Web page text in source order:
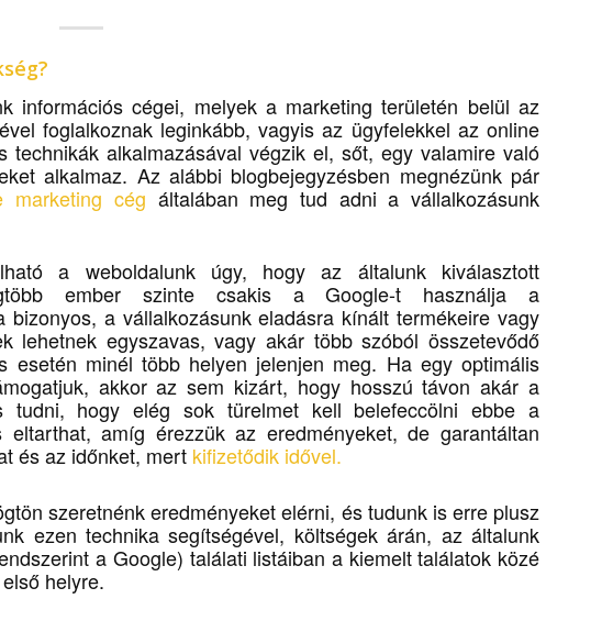
?
információs cégei, melyek a marketing területén belül az
foglalkoznak leginkább, vagyis az ügyfelekkel az online
technikák alkalmazásával végzik el, sőt, egy valamire való
alkalmaz. Az alábbi blogbejegyzésben megnézünk pár
marketing cég általában meg tud adni a vállalkozásunk
a weboldalunk úgy, hogy az általunk kiválasztott
ember szinte csakis a Google-t használja a
a vállalkozásunk eladásra kínált termékeire vagy
lehetnek egyszavas, vagy akár több szóból összetevődő
esetén minél több helyen jelenjen meg. Ha egy optimális
akkor az sem kizárt, hogy hosszú távon akár a
tudni, hogy elég sok türelmet kell belefeccölni ebbe a
amíg érezzük az eredményeket, de garantáltan
és az időnket, mert kifizetődik idővel.
szeretnénk eredményeket elérni, és tudunk is erre plusz
ezen technika segítségével, költségek árán, az általunk
a Google) találati listáiban a kiemelt találatok közé
helyre.